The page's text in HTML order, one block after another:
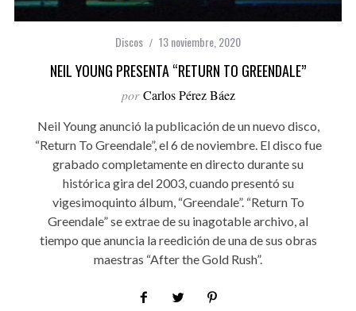
Discos 13 noviembre, 2020
NEIL YOUNG PRESENTA “RETURN TO GREENDALE”
por Carlos Pérez Báez
Neil Young anunció la publicación de un nuevo disco,
“Return To Greendale”, el 6 de noviembre. El disco fue
grabado completamente en directo durante su
histórica gira del 2003, cuando presentó su
vigesimoquinto álbum, “Greendale”. “Return To
Greendale” se extrae de su inagotable archivo, al
tiempo que anuncia la reedición de una de sus obras
maestras “After the Gold Rush”.